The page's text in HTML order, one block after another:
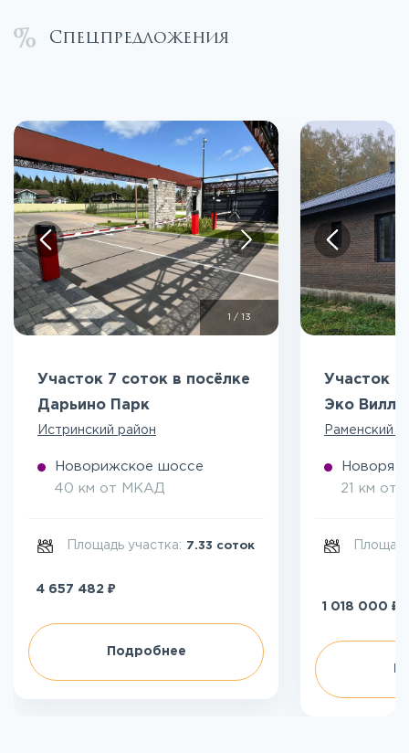
Спецпредложения
/ 13
Участок 7 соток в посёлке
Дарьино Парк
Истринский район
Новорижское шоссе
40 км от МКАД
Площадь участка: 7.33 соток
4 657 482 ₽
Подробнее
Участок 5
Эко
Раменский
21 км от
1 018 000 ₽